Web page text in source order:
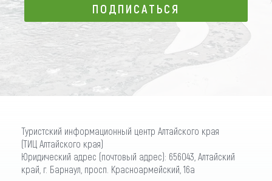
ПОДПИСАТЬСЯ
ПОДПИСАТЬСЯ
Туристский информационный центр Алтайского края
(ТИЦ Алтайского края)
Юридический адрес (почтовый адрес): 656043, Алтайский
край, г. Барнаул, просп. Красноармейский, 16а